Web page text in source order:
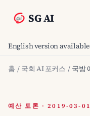
SG AI
English version available
홈 / 국회 AI 포커스 / 국방
예산 토론 · 2019-03-